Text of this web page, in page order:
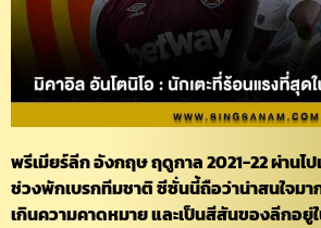
พรีเมียร์ลีก อังกฤษ ฤดูกาล 2021-22 ผ่านไ
ช่วงพักเบรกทีมชาติ ซีซั่นนี้ถือว่าน่าสนใจม
เกินความคาดหมาย และเป็นสีสันของลีกอยู่